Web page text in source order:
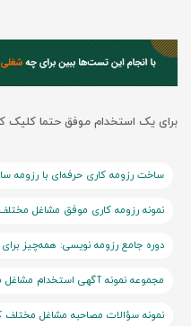
برای یک استخدام موفق حتما کلیک
ساخت رزومه کاری حرفه‌ای با رزومه ساز
نمونه رزومه کاری موفق مشاغل
دوره جامع رزومه نویسی: همه‌چیز
مجموعه نمونه آگهی استخدام
نمونه سؤالات مصاحبه مشاغل مختلف